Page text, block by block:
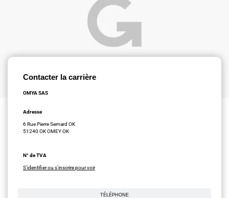
Contacter la carrière
OMYA SAS
Adresse
6 Rue Pierre Semard OK
51240 OK OMEY OK
N° de TVA
S'identifier ou s'inscrire pour voir
TÉLÉPHONE